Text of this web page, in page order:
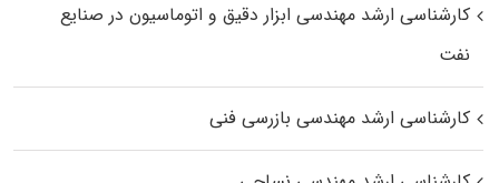
کارشناسی ارشد مهندسی ابزار دقیق و اتوماسیون در صنایع
نفت
کارشناسی ارشد مهندسی بازرسی فنی